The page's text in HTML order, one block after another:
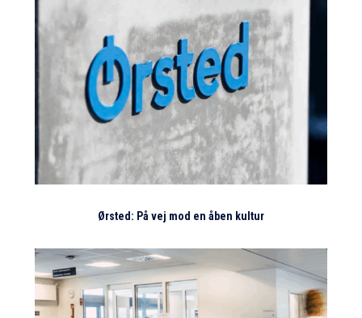
Ørsted: På vej mod en åben kultur